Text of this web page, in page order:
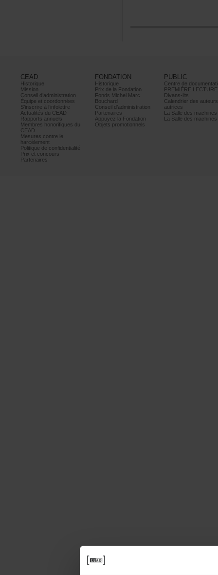
CEAD
Historique
Mission
Conseild’administration
Équipeetcoordonnées
S’inscrireàl’infolettre
ActualitésduCEAD
Rapportsannuels
Membreshonorifiquesdu
CEAD
Mesurescontrele
harcèlement
Politiquedeconfidentialité
Prixetconcours
Partenaires
FONDATION
Historique
PrixdelaFondation
FondsMichelMarc
Bouchard
Conseild’administration
Partenaires
AppuyezlaFondation
Objetspromotionnels
PUBLIC
PREMIÈRELECTURE
Divans-lits
autrices